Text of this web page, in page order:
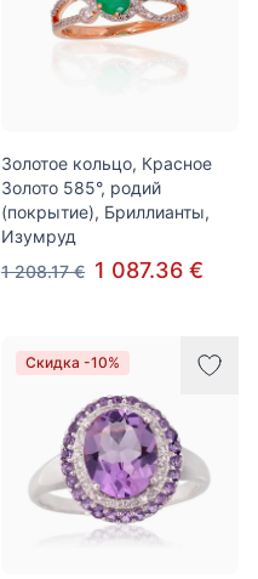
Золотое кольцо, Красное
Золото 585°, родий
(покрытие), Бриллианты,
Изумруд
1 208.17 € 1 087.36 €
Скидка -10%